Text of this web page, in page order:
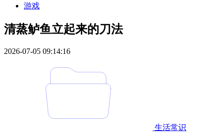
游戏
清蒸鲈鱼立起来的刀法
2026-07-05 09:14:16
生活常识